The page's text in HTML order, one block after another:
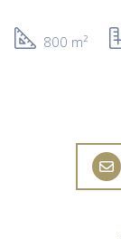
800 m²